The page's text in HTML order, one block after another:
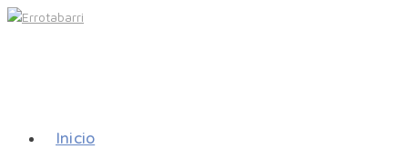
Inicio